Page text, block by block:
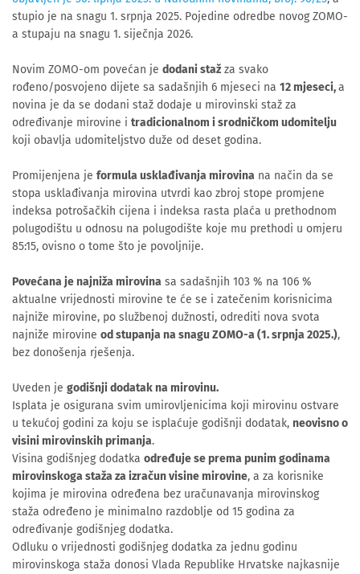
stupio je na snagu 1. srpnja 2025. Pojedine odredbe novog ZOMO-
a stupaju na snagu 1. siječnja 2026.
Novim ZOMO-om povećan je dodani staž za svako
rođeno/posvojeno dijete sa sadašnjih 6 mjeseci na 12 mjeseci,a
novina je da se dodani staž dodaje u mirovinski staž za
određivanje mirovine i tradicionalnom i srodničkom udomitelju
koji obavlja udomiteljstvo duže od deset godina.
Promijenjena je formula usklađivanja mirovina na način da se
stopa usklađivanja mirovina utvrdi kao zbroj stope promjene
indeksa potrošačkih cijena i indeksa rasta plaća u prethodnom
polugodištu u odnosu na polugodište koje mu prethodi u omjeru
85:15, ovisno o tome što je povoljnije.
Povećana je najniža mirovina sa sadašnjih 103 % na 106 %
aktualne vrijednosti mirovine te će se i zatečenim korisnicima
najniže mirovine, po službenoj dužnosti, odrediti nova svota
najniže mirovine od stupanja na snagu ZOMO-a (1. srpnja 2025.),
bez donošenja rješenja.
Uveden je godišnji dodatak na mirovinu.
Isplata je osigurana svim umirovljenicima koji mirovinu ostvare
u tekućoj godini za koju se isplaćuje godišnji dodatak, neovisno o
visini mirovinskih primanja.
Visina godišnjeg dodatka određuje se prema punim godinama
mirovinskoga staža za izračun visine mirovine, a za korisnike
kojima je mirovina određena bez uračunavanja mirovinskog
staža određeno je minimalno razdoblje od 15 godina za
određivanje godišnjeg dodatka.
Odluku o vrijednosti godišnjeg dodatka za jednu godinu
mirovinskoga staža donosi Vlada Republike Hrvatske najkasnije